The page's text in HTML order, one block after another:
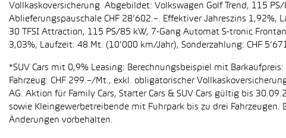
Vollkaskoversicherung. Abgebildet: Volkswagen Golf Trend, 115
Ablieferungspauschale CHF 28’602.–. Effektiver Jahreszins
30 TFSI Attraction, 115 PS/85 kW, 7-Gang Automat S-tronic
3,03%, Laufzeit: 48 Mt. (10'000 km/Jahr), Sonderzahlung: CHF
*SUV Cars mit 0,9% Leasing: Berechnungsbeispiel mit
Fahrzeug: CHF 299.–/Mt., exkl. obligatorischer
AG. Aktion für Family Cars, Starter Cars & SUV Cars gültig bis
sowie Kleingewerbetreibende mit Fuhrpark bis zu drei
Änderungen vorbehalten.